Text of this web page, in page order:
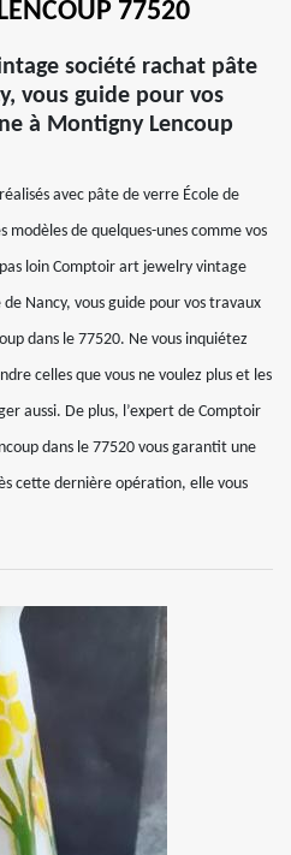
77520
société rachat pâte
vous guide pour vos
à Montigny Lencoup
avec pâte de verre École de
modèles de quelques-unes comme vos
loin Comptoir art jewelry vintage
Nancy, vous guide pour vos travaux
dans le 77520. Ne vous inquiétez
celles que vous ne voulez plus et les
aussi. De plus, l’expert de Comptoir
dans le 77520 vous garantit une
cette dernière opération, elle vous